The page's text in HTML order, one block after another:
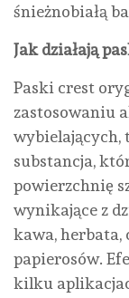
śnieżnobiałą
Jak działają
Paski crest
zastosowaniu
wybielających,
substancja,
powierzchnię
wynikające z
kawa, herbata,
papierosów.
kilku